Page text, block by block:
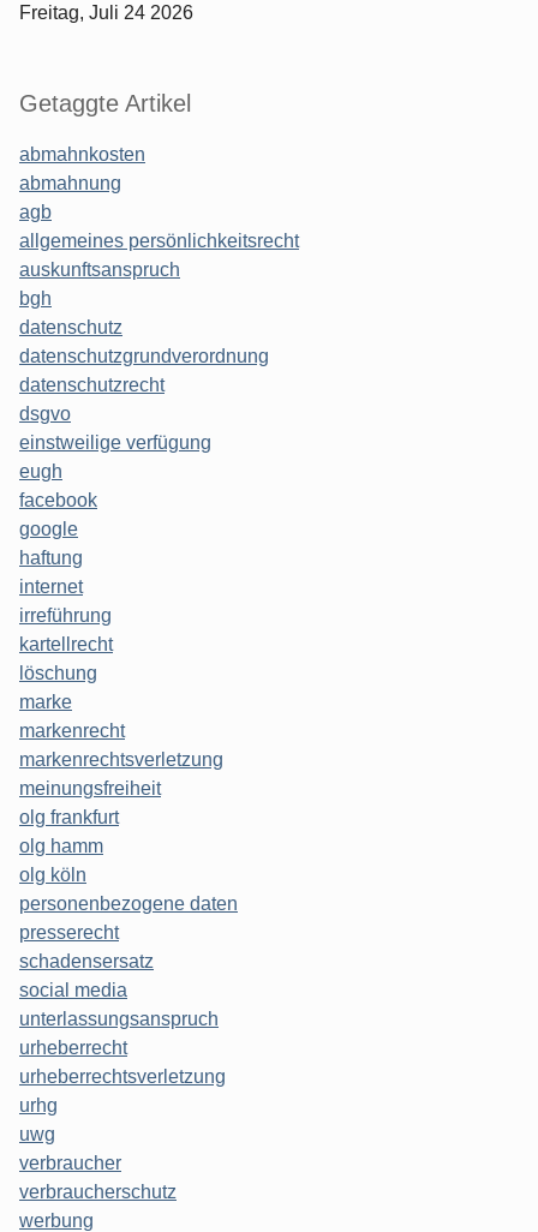
Freitag, Juli 24 2026
Getaggte Artikel
abmahnkosten
abmahnung
agb
allgemeines persönlichkeitsrecht
auskunftsanspruch
bgh
datenschutz
datenschutzgrundverordnung
datenschutzrecht
dsgvo
einstweilige verfügung
eugh
facebook
google
haftung
internet
irreführung
kartellrecht
löschung
marke
markenrecht
markenrechtsverletzung
meinungsfreiheit
olg frankfurt
olg hamm
olg köln
personenbezogene daten
presserecht
schadensersatz
social media
unterlassungsanspruch
urheberrecht
urheberrechtsverletzung
urhg
uwg
verbraucher
verbraucherschutz
werbung